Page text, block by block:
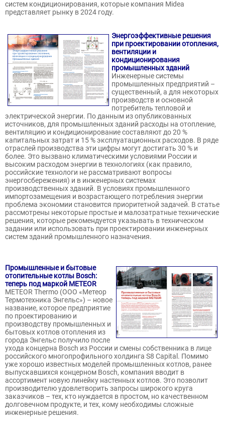
систем кондиционирования, которые компания Midea
представляет рынку в 2024 году.
Энергоэффективные решения
при проектировании отопления,
вентиляции и
кондиционирования
промышленных зданий
Инженерные системы
промышленных предприятий –
существенный, а для некоторых
производств и основной
потребитель тепловой и
электрической энергии. По данным из опубликованных
источников, для промышленных зданий расходы на отопление,
вентиляцию и кондиционирование составляют до 20 %
капитальных затрат и 15 % эксплуатационных расходов. В ряде
отраслей производства эти цифры могут достигать 30 % и
более. Это вызвано климатическими условиями России и
высоким расходом энергии в технологиях (как правило,
российские технологи не рассматривают вопросы
энергосбережения) и в инженерных системах
производственных зданий. В условиях промышленного
импортозамещения и возрастающего потребления энергии
проблема экономии становится приоритетной задачей. В статье
рассмотрены некоторые простые и малозатратные технические
решения, которые рекомендуется указывать в техническом
задании или использовать при проектировании инженерных
систем зданий промышленного назначения.
Промышленные и бытовые
отопительные котлы Bosch:
теперь под маркой METEOR
METEOR Thermo (ООО «Метеор
Термотехника Энгельс») – новое
название, которое предприятие
по проектированию и
производству промышленных и
бытовых котлов отопления из
города Энгельс получило после
ухода концерна Bosch из России и смены собственника в лице
российского многопрофильного холдинга S8 Capital. Помимо
уже хорошо известных моделей промышленных котлов, ранее
выпускавшихся концерном Bosch, компания вводит в
ассортимент новую линейку настенных котлов. Это позволит
производителю удовлетворить запросы широкого круга
заказчиков – тех, кто нуждается в простом, но качественном
долговечном продукте, и тех, кому необходимы сложные
инженерные решения.